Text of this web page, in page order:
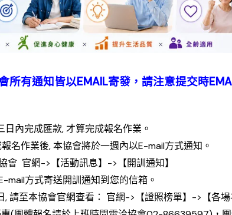
所有通知皆以EMAIL寄發，請注意提交時
內完成匯款, 才算完成報名作業。
名作業後, 本協會將於一週內以E-mail方式通知。
會 官網->【活動訊息】->【開訓通知】
mail方式寄送開訓通知到您的信箱。
請至本協會官網查看： 官網->【證照榜單】->【各場